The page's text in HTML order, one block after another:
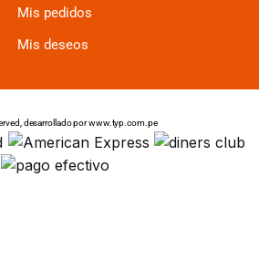
Mis pedidos
Mis deseos
desarrollado por www.typ.com.pe